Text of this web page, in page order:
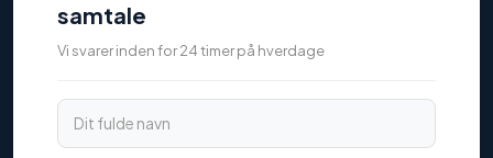
samtale
Vi svarer inden for 24 timer på hverdage
Dit fulde navn